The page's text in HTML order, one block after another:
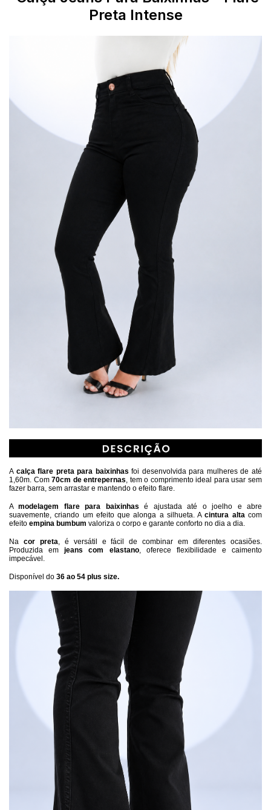
Preta Intense
A calça flare preta para baixinhas foi desenvolvida para mulheres de até
1,60m. Com 70cm de entrepernas, tem o comprimento ideal para usar sem
fazer barra, sem arrastar e mantendo o efeito flare.
A modelagem flare para baixinhas é ajustada até o joelho e abre
suavemente, criando um efeito que alonga a silhueta. A cintura alta com
efeito empina bumbum valoriza o corpo e garante conforto no dia a dia.
Na cor preta, é versátil e fácil de combinar em diferentes ocasiões.
Produzida em jeans com elastano, oferece flexibilidade e caimento
impecável.
Disponível do 36 ao 54 plus size.